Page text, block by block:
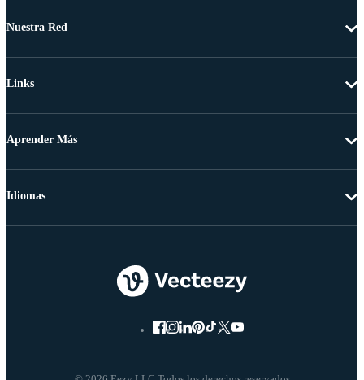
Nuestra Red
Links
Aprender Más
Idiomas